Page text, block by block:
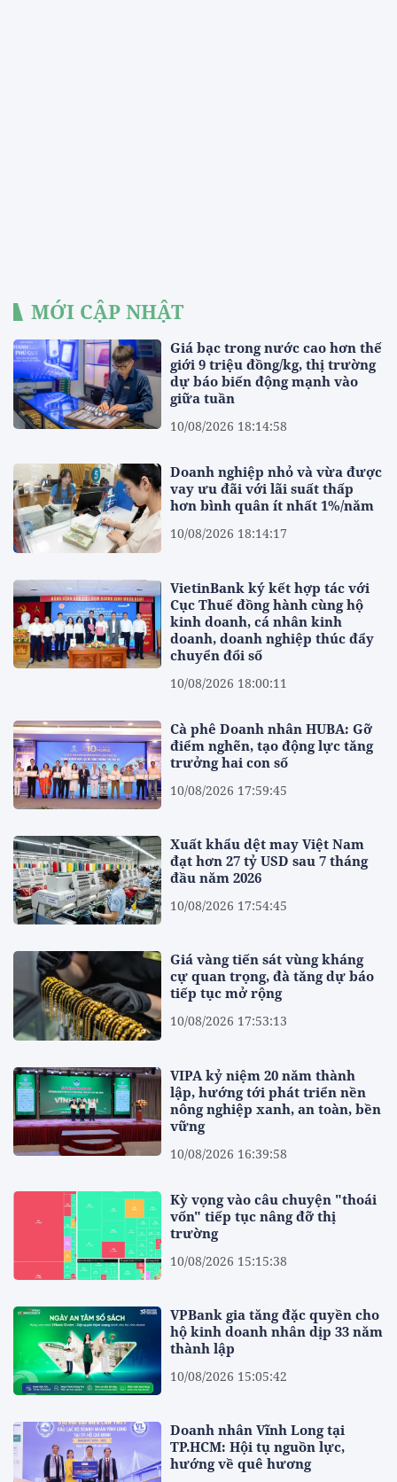
MỚI CẬP NHẬT
Giá bạc trong nước cao hơn thế
giới 9 triệu đồng/kg, thị trường
dự báo biến động mạnh vào
giữa tuần
10/08/2026 18:14:58
Doanh nghiệp nhỏ và vừa được
vay ưu đãi với lãi suất thấp
hơn bình quân ít nhất 1%/năm
10/08/2026 18:14:17
VietinBank ký kết hợp tác với
Cục Thuế đồng hành cùng hộ
kinh doanh, cá nhân kinh
doanh, doanh nghiệp thúc đẩy
chuyển đổi số
10/08/2026 18:00:11
Cà phê Doanh nhân HUBA: Gỡ
điểm nghẽn, tạo động lực tăng
trưởng hai con số
10/08/2026 17:59:45
Xuất khẩu dệt may Việt Nam
đạt hơn 27 tỷ USD sau 7 tháng
đầu năm 2026
10/08/2026 17:54:45
Giá vàng tiến sát vùng kháng
cự quan trọng, đà tăng dự báo
tiếp tục mở rộng
10/08/2026 17:53:13
VIPA kỷ niệm 20 năm thành
lập, hướng tới phát triển nền
nông nghiệp xanh, an toàn, bền
vững
10/08/2026 16:39:58
Kỳ vọng vào câu chuyện "thoái
vốn" tiếp tục nâng đỡ thị
trường
10/08/2026 15:15:38
VPBank gia tăng đặc quyền cho
hộ kinh doanh nhân dịp 33 năm
thành lập
10/08/2026 15:05:42
Doanh nhân Vĩnh Long tại
TP.HCM: Hội tụ nguồn lực,
hướng về quê hương